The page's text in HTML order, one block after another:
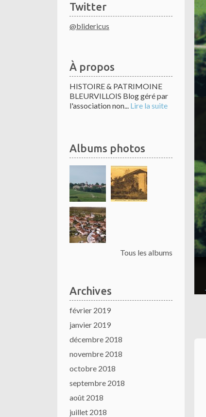
Twitter
@blidericus
À propos
HISTOIRE & PATRIMOINE
BLEURVILLOIS Blog géré par
l'association non... Lire la suite
Albums photos
Tous les albums
Archives
février 2019
janvier 2019
décembre 2018
novembre 2018
octobre 2018
septembre 2018
août 2018
juillet 2018